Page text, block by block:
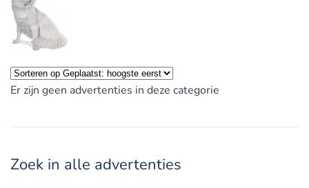
Er zijn geen advertenties in deze categorie
Zoek in alle advertenties